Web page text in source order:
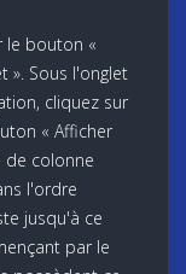
le bouton «
». Sous l'onglet
cliquez sur
« Afficher
de colonne
l'ordre
jusqu'à ce
par le